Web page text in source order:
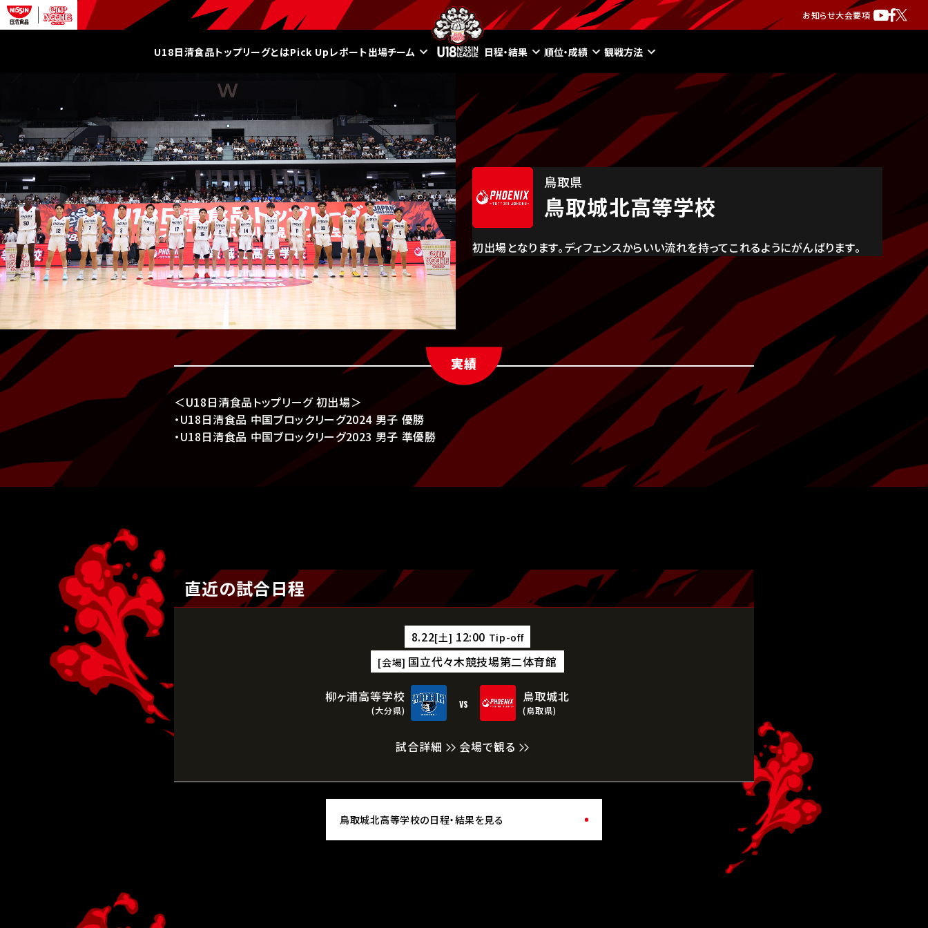
お知らせ大会要項
U18日清食品トップリーグとはPick Upレポート出場チーム 日程・結果 順位・成績 観戦方法
鳥取県
鳥取城北高等学校
初出場となります。ディフェンスからいい流れを持ってこれるようにがんばります。
実績
＜U18日清食品トップリーグ 初出場＞
・U18日清食品 中国ブロックリーグ2024 男子 優勝
・U18日清食品 中国ブロックリーグ2023 男子 準優勝
直近の試合日程
8.22[土] 12:00 Tip-off
[会場] 国立代々木競技場第二体育館
柳ヶ浦高等学校
(大分県) vs 鳥取城北
(鳥取県)
試合詳細 会場で観る
鳥取城北高等学校の日程・結果を見る